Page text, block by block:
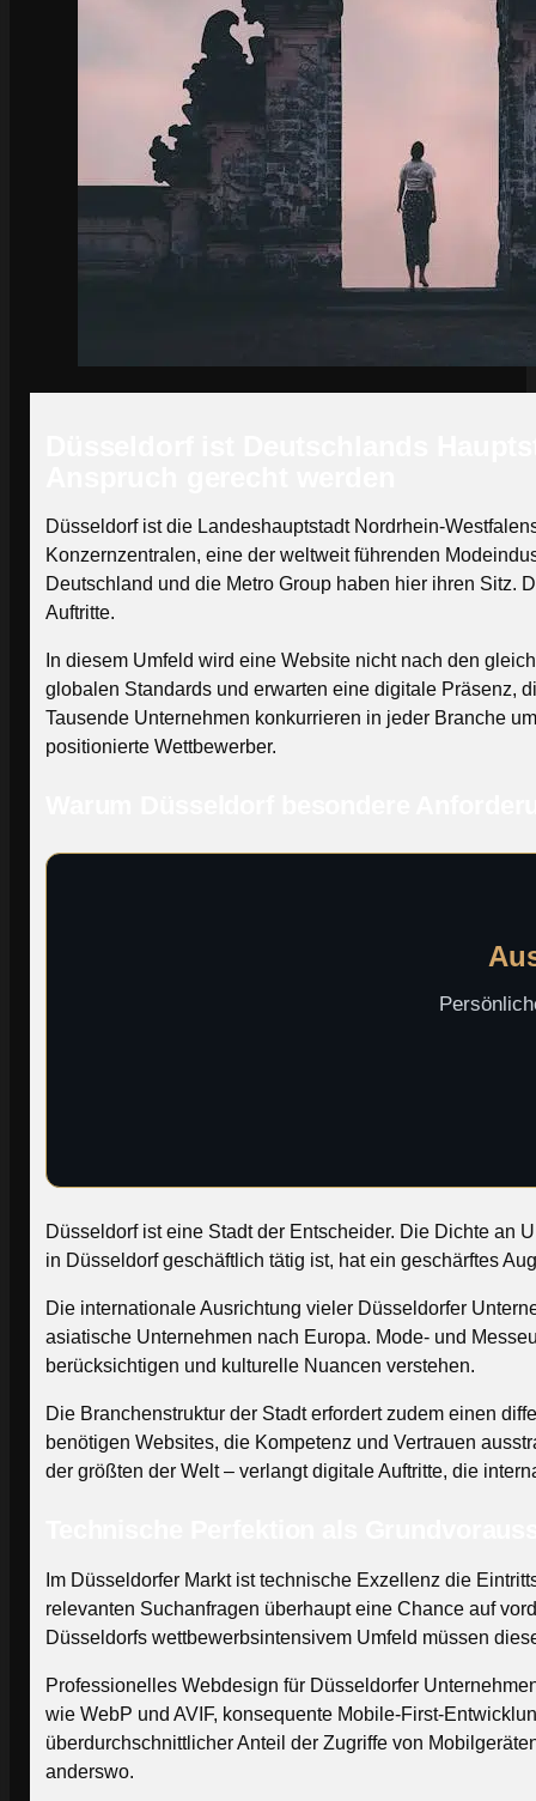
Düsseldorf ist die Landeshauptstadt Nordrhein-
Konzernzentralen, eine der weltweit führenden
Deutschland und die Metro Group haben hier ihren Sitz.
Auftritte.
In diesem Umfeld wird eine Website nicht nach den
globalen Standards und erwarten eine digitale Präsenz,
Tausende Unternehmen konkurrieren in jeder Branche
positionierte Wettbewerber.
Düsseldorf ist eine Stadt der Entscheider. Die Dichte an
in Düsseldorf geschäftlich tätig ist, hat ein geschärftes
Die internationale Ausrichtung vieler Düsseldorfer
asiatische Unternehmen nach Europa. Mode- und
berücksichtigen und kulturelle Nuancen verstehen.
Die Branchenstruktur der Stadt erfordert zudem einen
benötigen Websites, die Kompetenz und Vertrauen
der größten der Welt – verlangt digitale Auftritte, die
Im Düsseldorfer Markt ist technische Exzellenz die
relevanten Suchanfragen überhaupt eine Chance auf
Düsseldorfs wettbewerbsintensivem Umfeld müssen
Professionelles Webdesign für Düsseldorfer
wie WebP und AVIF, konsequente Mobile-First-
überdurchschnittlicher Anteil der Zugriffe von
anderswo.